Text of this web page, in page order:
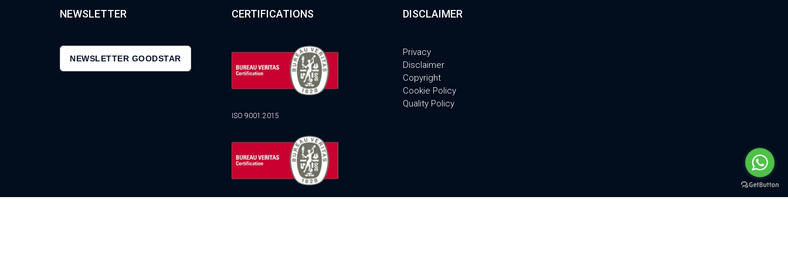
NEWSLETTER
NEWSLETTER GOODSTAR
CERTIFICATIONS
ISO 9001:2015
DISCLAIMER
Privacy
Disclaimer
Copyright
Cookie Policy
Quality Policy